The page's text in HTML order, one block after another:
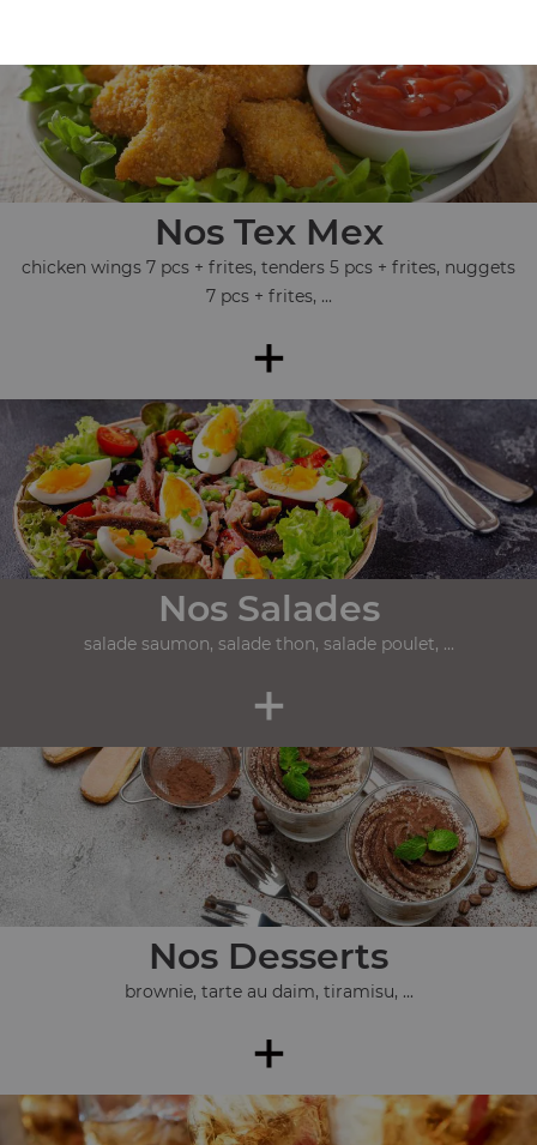
Nos Tex Mex
chicken wings 7 pcs + frites, tenders 5 pcs + frites, nuggets
7 pcs + frites, ...
+
Nos Salades
salade saumon, salade thon, salade poulet, ...
+
Nos Desserts
brownie, tarte au daim, tiramisu, ...
+